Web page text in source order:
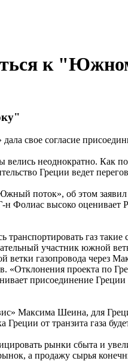
к
свое согласие
неоднократно. Как
Греции ведет
поток», об этом
Фолиас высоко
газ
участник южной
ветки газопровода
проекта по
присоединение
Максима Шеина, для
от транзита газа
рынки сбыта и
а продажу сырья